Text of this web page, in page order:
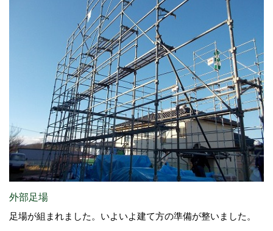
外部足場
足場が組まれました。いよいよ建て方の準備が整いました。